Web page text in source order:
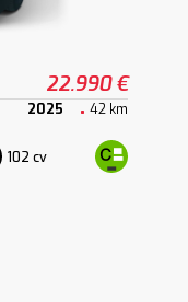
22.990 €
2025 42 km
102 cv